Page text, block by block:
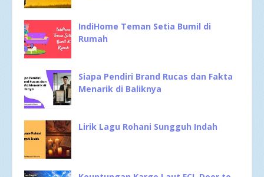
IndiHome Teman Setia Bumil di
Rumah
Siapa Pendiri Brand Rucas dan Fakta
Menarik di Baliknya
Lirik Lagu Rohani Sungguh Indah